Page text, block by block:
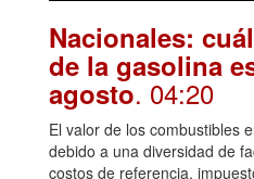
Nacionales:
de la gasolina
agosto. 04:20
El valor de los combustibles
debido a una diversidad de
costos de referencia,